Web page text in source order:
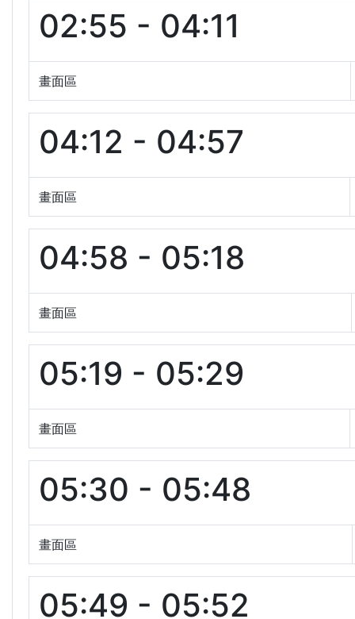
02:55 - 04:11
畫面區
04:12 - 04:57
畫面區
04:58 - 05:18
畫面區
05:19 - 05:29
畫面區
05:30 - 05:48
畫面區
05:49 - 05:52